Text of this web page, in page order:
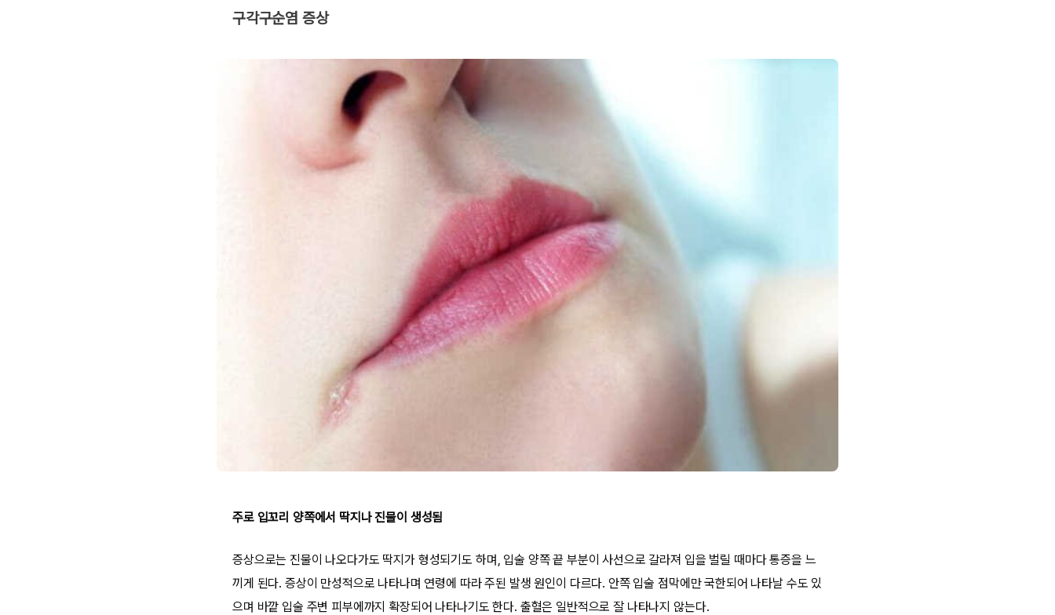
구각구순염 증상
주로 입꼬리 양쪽에서 딱지나 진물이 생성됨
증상으로는 진물이 나오다가도 딱지가 형성되기도 하며, 입술 양쪽 끝 부분이 사선으로 갈라져 입을 벌릴 때마다 통증을 느
끼게 된다. 증상이 만성적으로 나타나며 연령에 따라 주된 발생 원인이 다르다. 안쪽 입술 점막에만 국한되어 나타날 수도 있
으며 바깥 입술 주변 피부에까지 확장되어 나타나기도 한다. 출혈은 일반적으로 잘 나타나지 않는다.